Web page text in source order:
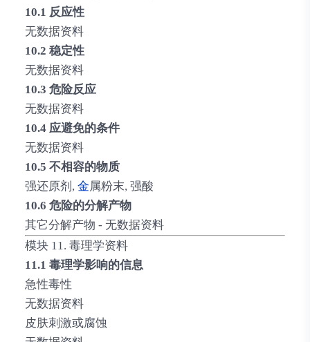
10.1 反应性
无数据资料
10.2 稳定性
无数据资料
10.3 危险反应
无数据资料
10.4 应避免的条件
无数据资料
10.5 不相容的物质
强还原剂, 金属粉末, 强酸
10.6 危险的分解产物
其它分解产物 - 无数据资料
模块 11. 毒理学资料
11.1 毒理学影响的信息
急性毒性
无数据资料
皮肤刺激或腐蚀